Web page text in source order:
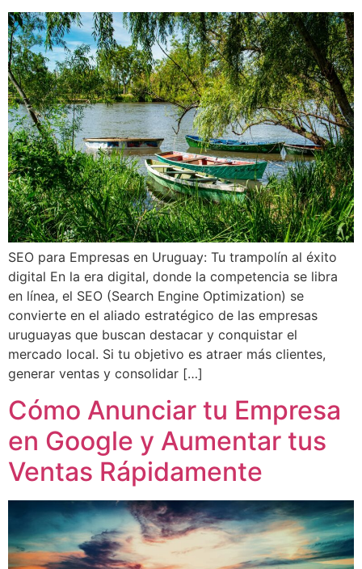
SEO para Empresas en Uruguay: Tu trampolín al éxito
digital En la era digital, donde la competencia se libra
en línea, el SEO (Search Engine Optimization) se
convierte en el aliado estratégico de las empresas
uruguayas que buscan destacar y conquistar el
mercado local. Si tu objetivo es atraer más clientes,
generar ventas y consolidar […]
Cómo Anunciar tu Empresa
en Google y Aumentar tus
Ventas Rápidamente